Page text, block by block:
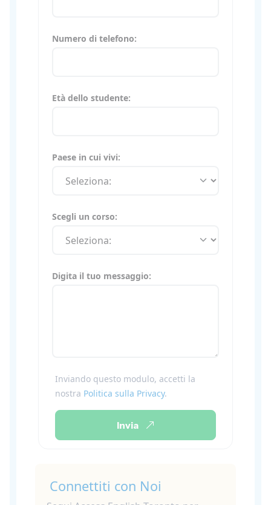
Numero di telefono:
Età dello studente:
Paese in cui vivi:
Scegli un corso:
Digita il tuo messaggio:
Inviando questo modulo, accetti la
nostra Politica sulla Privacy.
Invia
Connettiti con Noi